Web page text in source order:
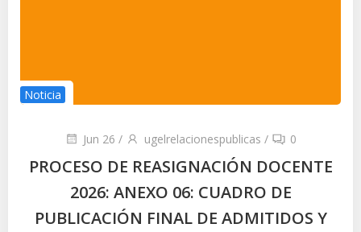
Noticia
Jun 26 / ugelrelacionespublicas / 0
PROCESO DE REASIGNACIÓN DOCENTE
2026: ANEXO 06: CUADRO DE
PUBLICACIÓN FINAL DE ADMITIDOS Y